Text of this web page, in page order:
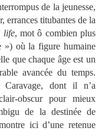
de la jeunesse,
errances titubantes de la
life, mot ô combien plus
») où la figure humaine
que chaque âge est un
avancée du temps.
dont il n’a
obscur pour mieux
de la destinée de
ici d’une retenue